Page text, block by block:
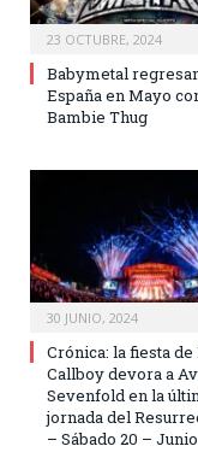
23 OCTUBRE, 2024
Babymetal
España en Mayo
Bambie Thug
30 JUNIO, 2024
Crónica: la fiesta
Callboy devora a
Sevenfold en la
jornada del
– Sábado 20 –